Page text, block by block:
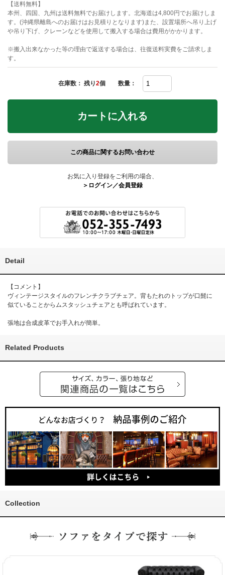
【送料無料】
本州、四国、九州は送料無料でお届けします。北海道は4,800円でお届けしま
す。(沖縄県離島へのお届けはお見積りとなります)また、設置場所へ吊り上げ
や吊り下げ、クレーンなどを使用して搬入する場合は費用がかかります。
※搬入出来なかった等の理由で返送する場合は、往復送料実費をご請求しま
す。
在庫数： 残り2個 数量：
カートに入れる
この商品に関するお問い合わせ
お気に入り登録をご利用の場合、
＞ログイン／会員登録
Detail
【コメント】
ヴィンテージスタイルのフレンチクラブチェア。背もたれのトップが口髭に
似ていることからムスタッシュチェアとも呼ばれています。
張地は合成皮革でお手入れが簡単。
Related Products
Collection